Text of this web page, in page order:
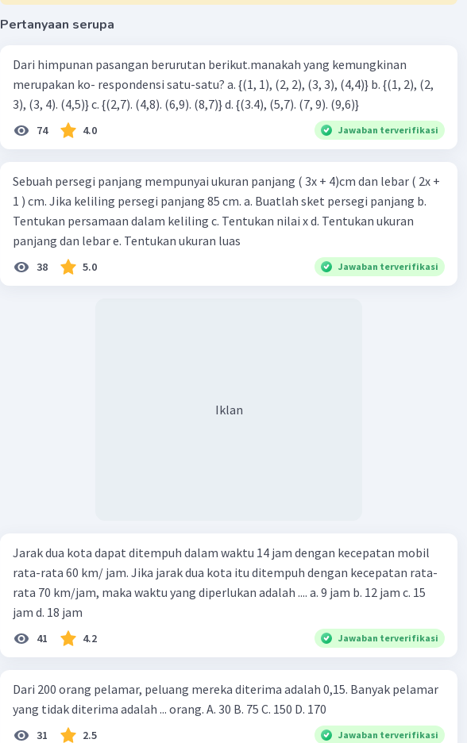
Pertanyaan serupa
Dari himpunan pasangan berurutan berikut.manakah yang kemungkinan
merupakan ko- respondensi satu-satu? a. {(1, 1), (2, 2), (3, 3), (4,4)} b. {(1, 2), (2,
3), (3, 4). (4,5)} c. {(2,7). (4,8). (6,9). (8,7)} d. {(3.4), (5,7). (7, 9). (9,6)}
74 4.0 Jawaban terverifikasi
Sebuah persegi panjang mempunyai ukuran panjang ( 3x + 4)cm dan lebar ( 2x +
1 ) cm. Jika keliling persegi panjang 85 cm. a. Buatlah sket persegi panjang b.
Tentukan persamaan dalam keliling c. Tentukan nilai x d. Tentukan ukuran
panjang dan lebar e. Tentukan ukuran luas
38 5.0 Jawaban terverifikasi
Iklan
Jarak dua kota dapat ditempuh dalam waktu 14 jam dengan kecepatan mobil
rata-rata 60 km/ jam. Jika jarak dua kota itu ditempuh dengan kecepatan rata-
rata 70 km/jam, maka waktu yang diperlukan adalah .... a. 9 jam b. 12 jam c. 15
jam d. 18 jam
41 4.2 Jawaban terverifikasi
Dari 200 orang pelamar, peluang mereka diterima adalah 0,15. Banyak pelamar
yang tidak diterima adalah ... orang. A. 30 B. 75 C. 150 D. 170
31 2.5 Jawaban terverifikasi